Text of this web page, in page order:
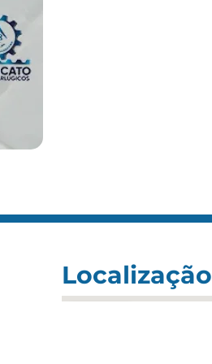
Localização